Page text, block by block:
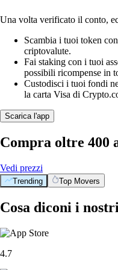
Una volta verificato il conto,
Scambia i tuoi token
criptovalute.
Fai staking con i tuoi
possibili ricompense in
Custodisci i tuoi fondi
la carta Visa di
Scarica l'app
Compra oltre 400
Vedi prezzi
Trending Top Movers
Cosa diconi i
4.7